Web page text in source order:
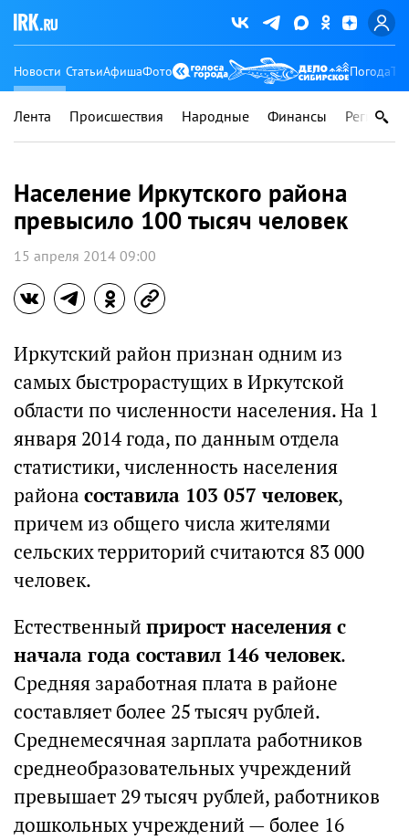
Новости СтатьиАфишаФото Погода
Лента Происшествия Народные Финансы Регионы
Население Иркутского района
превысило 100 тысяч человек
15 апреля 2014 09:00
Иркутский район признан одним из
самых быстрорастущих в Иркутской
области по численности населения. На 1
января 2014 года, по данным отдела
статистики, численность населения
района составила 103 057 человек,
причем из общего числа жителями
сельских территорий считаются 83 000
человек.
Естественный прирост населения с
начала года составил 146 человек.
Средняя заработная плата в районе
составляет более 25 тысяч рублей.
Среднемесячная зарплата работников
среднеобразовательных учреждений
превышает 29 тысяч рублей, работников
дошкольных учреждений — более 16